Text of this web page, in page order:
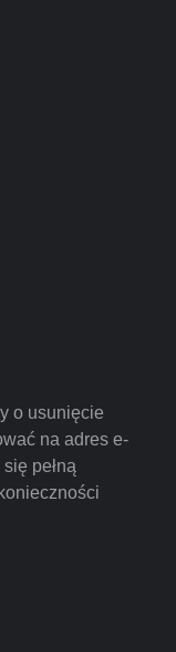
o usunięcie
na adres e-
pełną